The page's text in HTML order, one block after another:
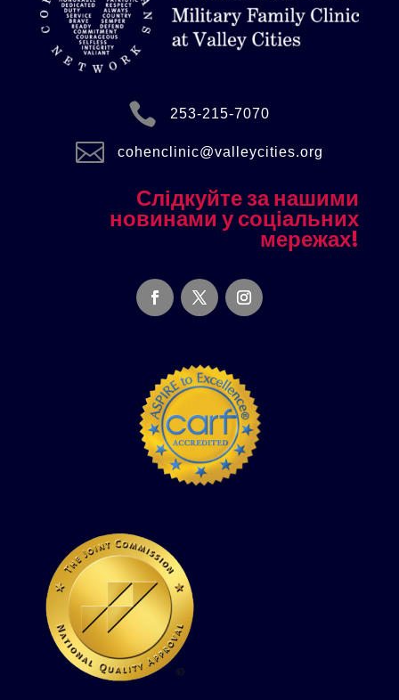
 253-215-7070
 cohenclinic@valleycities.org
Слідкуйте за нашими
новинами у соціальних
мережах!